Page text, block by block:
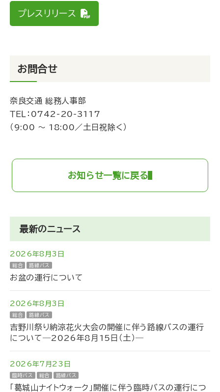
プレスリリース
お問合せ
奈良交通 総務人事部
ＴＥＬ： 0742-20-3117
（9:00 ～ 18:00／土日祝除く）
お知らせ一覧に戻る
最新のニュース
2026年8月3日
総合 路線バス
お盆の運行について
2026年8月3日
総合 路線バス
吉野川祭り納涼花火大会の開催に伴う路線バスの運行
について―2026年8月15日（土）―
2026年7月23日
臨時バス 総合 路線バス
「葛城山ナイトウォーク」開催に伴う臨時バスの運行につ